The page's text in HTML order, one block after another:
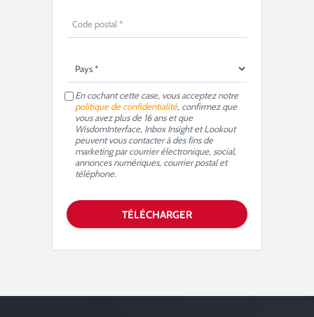
En cochant cette case, vous acceptez notre
politique de confidentialité, confirmez que
vous avez plus de 16 ans et que
WisdomInterface, Inbox Insight et Lookout
peuvent vous contacter à des fins de
marketing par courrier électronique, social,
annonces numériques, courrier postal et
téléphone.